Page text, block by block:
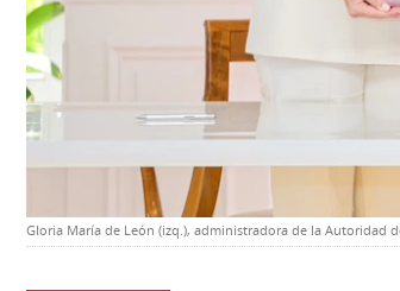
Lotería
Kiosko
digital
Luctuosas
Notas
prácticas
Gloria María de León (izq.), administradora de la Autoridad